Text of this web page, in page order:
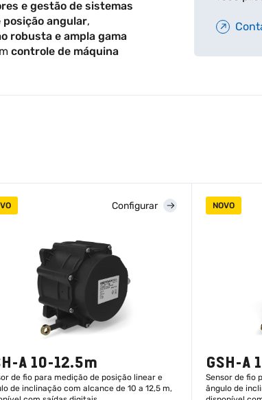
e gestão de sistemas
posição angular,
robusta e ampla gama
controle de máquina
Configurar
A 10-12.5m
de fio para medição de posição linear e
de inclinação com alcance de 10 a 12,5 m,
NOVO
GSH-A
Sensor de fio
ângulo de